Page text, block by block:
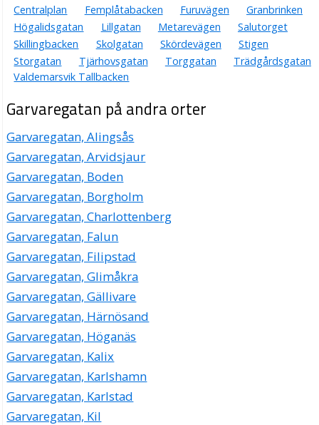
Centralplan
Femplåtabacken Furuvägen
Granbrinken
Högalidsgatan
Lillgatan Metarevägen
Salutorget
Skillingbacken
Skolgatan Skördevägen
Stigen
Storgatan
Tjärhovsgatan Torggatan
Trädgårdsgatan
Valdemarsvik Tallbacken
Garvaregatan på andra orter
Garvaregatan, Alingsås
Garvaregatan, Arvidsjaur
Garvaregatan, Boden
Garvaregatan, Borgholm
Garvaregatan, Charlottenberg
Garvaregatan, Falun
Garvaregatan, Filipstad
Garvaregatan, Glimåkra
Garvaregatan, Gällivare
Garvaregatan, Härnösand
Garvaregatan, Höganäs
Garvaregatan, Kalix
Garvaregatan, Karlshamn
Garvaregatan, Karlstad
Garvaregatan, Kil